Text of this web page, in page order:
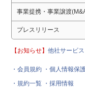
事業提携・事業譲渡
プレスリリース
【お知らせ】他社サービ
・会員規約 ・個人情報保
・規約一覧 ・採用情報